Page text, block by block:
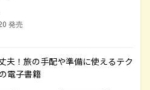
発売
夫！旅の手配や準備に使えるテク
電子書籍